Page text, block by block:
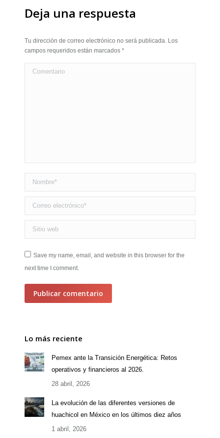
Deja una respuesta
Tu dirección de correo electrónico no será publicada. Los
campos requeridos están marcados *
Comentario
Nombre *
Correo electrónico *
Sitio web
Save my name, email, and website in this browser for the
next time I comment.
Publicar comentario
Lo más reciente
Pemex ante la Transición Energética: Retos
operativos y financieros al 2026.
28 abril, 2026
La evolución de las diferentes versiones de
huachicol en México en los últimos diez años
1 abril, 2026